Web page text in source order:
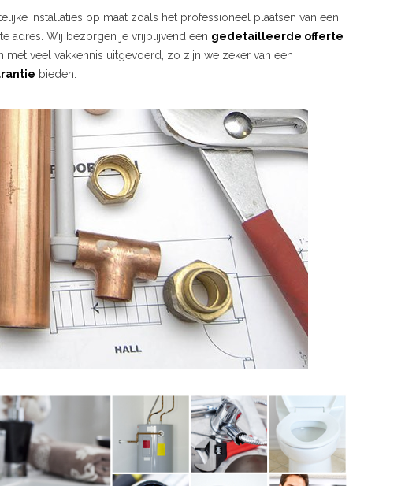
installaties op maat zoals het professioneel plaatsen van een
adres. Wij bezorgen je vrijblijvend een gedetailleerde offerte
met veel vakkennis uitgevoerd, zo zijn we zeker van een
bieden.